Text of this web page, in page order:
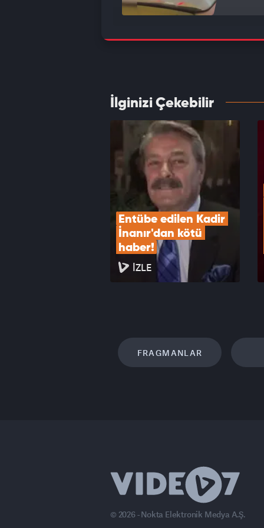
İlginizi Çekebilir
Entübe edilen Kadir
İnanır'dan kötü
haber!
İZLE
FRAGMANLAR
© 2026 - Nokta Elektronik Medya A.Ş.